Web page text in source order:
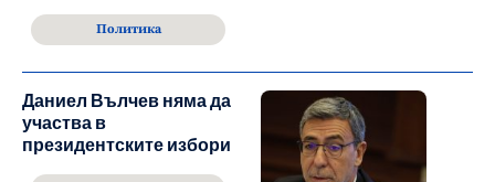
Политика
Даниел Вълчев няма да
участва в
президентските избори